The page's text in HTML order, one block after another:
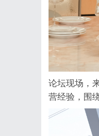
论坛现场，
营经验，围